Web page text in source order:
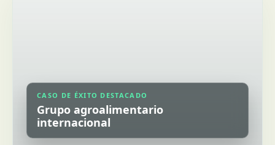
CASO DE ÉXITO DESTACADO
Grupo agroalimentario
internacional